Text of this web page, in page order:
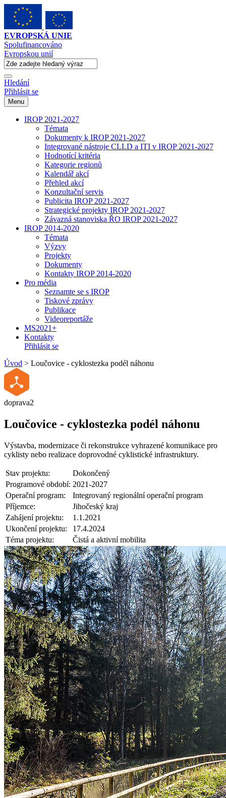
EVROPSKÁ UNIE
Spolufinancováno
Evropskou unií
Hledání
Přihlásit se
Menu
IROP 2021-2027
Témata
Dokumenty k IROP 2021-2027
Integrované nástroje CLLD a ITI v IROP 2021-2027
Hodnotící kritéria
Kategorie regionů
Kalendář akcí
Přehled akcí
Konzultační servis
Publicita IROP 2021-2027
Strategické projekty IROP 2021-2027
Závazná stanoviska ŘO IROP 2021-2027
IROP 2014-2020
Témata
Výzvy
Projekty
Dokumenty
Kontakty IROP 2014-2020
Pro média
Seznamte se s IROP
Tiskové zprávy
Publikace
Videoreportáže
MS2021+
Kontakty
Přihlásit se
Úvod > Loučovice - cyklostezka podél náhonu
doprava2
Loučovice - cyklostezka podél náhonu
Výstavba, modernizace či rekonstrukce vyhrazené komunikace pro
cyklisty nebo realizace doprovodné cyklistické infrastruktury.
Stav projektu:
Dokončený
Programové období: 2021-2027
Operační program:
Integrovaný regionální operační program
Příjemce:
Jihočeský kraj
Zahájení projektu:
1.1.2021
Ukončení projektu:
17.4.2024
Téma projektu:
Čistá a aktivní mobilita